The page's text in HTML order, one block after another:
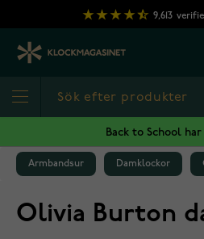
Hoppa till innehållet
9,613
Back to School
Armbandsur Damklockor
Olivia Burton